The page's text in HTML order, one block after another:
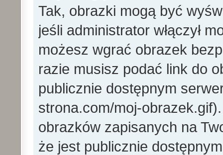
Tak, obrazki mogą być
jeśli administrator włączył
możesz wgrać obrazek
razie musisz podać link do
publicznie dostępnym
strona.com/moj-
obrazków zapisanych na
że jest publicznie